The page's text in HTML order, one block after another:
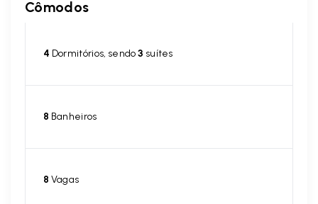
Cômodos
4 Dormitórios, sendo3 suítes
8 Banheiros
8 Vagas